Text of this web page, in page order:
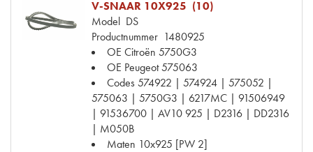
V-SNAAR 10X925 (10)
Model DS
Productnummer 1480925
OE Citroën 5750G3
OE Peugeot575063
Codes574922 | 574924 | 575052 |
575063 | 5750G3 | 6217MC | 91506949
| 91536700 | AV10 925 | D2316 | DD2316
| M050B
Maten 10x925 [PW 2]